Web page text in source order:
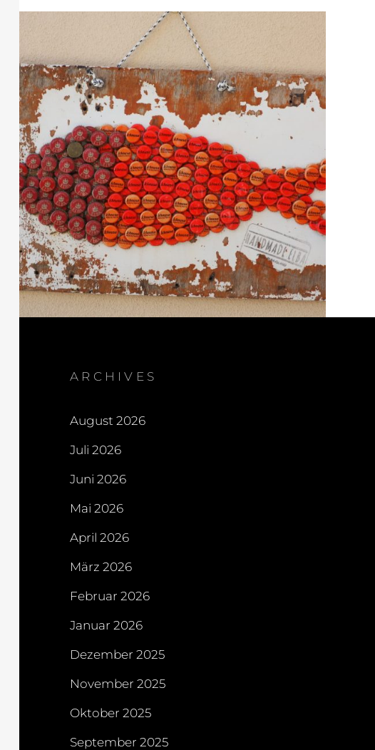
ARCHIVES
August 2026
Juli 2026
Juni 2026
Mai 2026
April 2026
März 2026
Februar 2026
Januar 2026
Dezember 2025
November 2025
Oktober 2025
September 2025